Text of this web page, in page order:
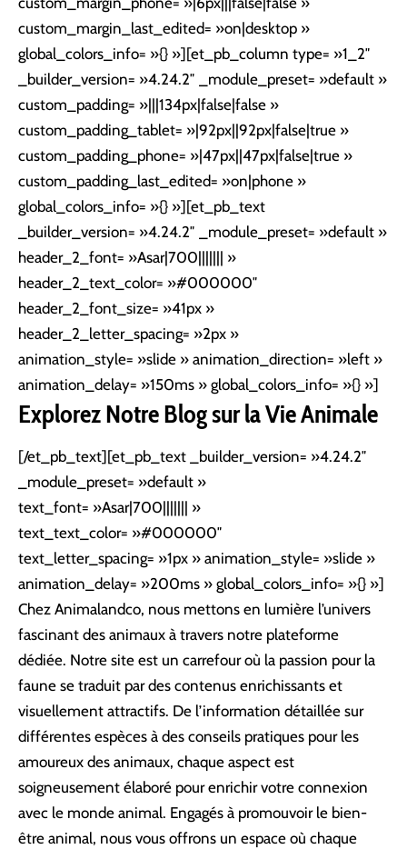
custom_margin_last_edited= »on|desktop »
global_colors_info= »{} »][et_pb_column type= »1_2″
_builder_version= »4.24.2″ _module_preset= »default »
custom_padding= »|||134px|false|false »
custom_padding_tablet= »|92px||92px|false|true »
custom_padding_phone= »|47px||47px|false|true »
custom_padding_last_edited= »on|phone »
global_colors_info= »{} »][et_pb_text
_builder_version= »4.24.2″ _module_preset= »default »
header_2_font= »Asar|700||||||| »
header_2_text_color= »#000000″
header_2_font_size= »41px »
header_2_letter_spacing= »2px »
animation_style= »slide » animation_direction= »left »
animation_delay= »150ms » global_colors_info= »{} »]
Explorez Notre Blog sur la Vie Animale
[/et_pb_text][et_pb_text _builder_version= »4.24.2″
_module_preset= »default »
text_font= »Asar|700||||||| »
text_text_color= »#000000″
text_letter_spacing= »1px » animation_style= »slide »
animation_delay= »200ms » global_colors_info= »{} »]
Chez Animalandco, nous mettons en lumière l’univers
fascinant des animaux à travers notre plateforme
dédiée. Notre site est un carrefour où la passion pour la
faune se traduit par des contenus enrichissants et
visuellement attractifs. De l’information détaillée sur
différentes espèces à des conseils pratiques pour les
amoureux des animaux, chaque aspect est
soigneusement élaboré pour enrichir votre connexion
avec le monde animal. Engagés à promouvoir le bien-
être animal, nous vous offrons un espace où chaque